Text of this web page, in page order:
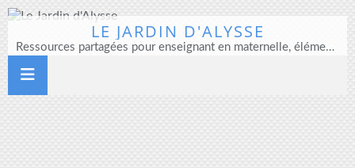
LE JARDIN D'ALYSSE
Ressources partagées pour enseignant en maternelle, élémentaire et direction d'école